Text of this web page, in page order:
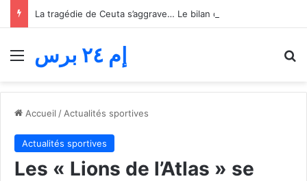
Menu إم ٢٤ برس
Accueil / Actualités sportives
Actualités sportives
Les « Lions de l’Atlas » se